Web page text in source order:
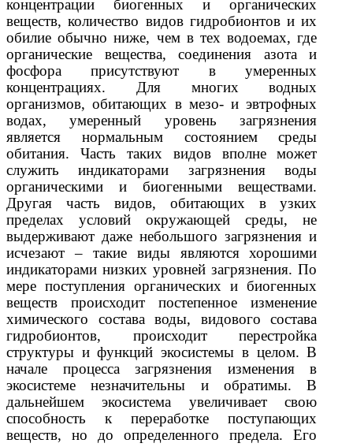
концентрации биогенных и органических
веществ, количество видов гидробионтов и их
обилие обычно ниже, чем в тех водоемах, где
органические вещества, соединения азота и
фосфора присутствуют в умеренных
концентрациях. Для многих водных
организмов, обитающих в мезо- и эвтрофных
водах, умеренный уровень загрязнения
является нормальным состоянием среды
обитания. Часть таких видов вполне может
служить индикаторами загрязнения воды
органическими и биогенными веществами.
Другая часть видов, обитающих в узких
пределах условий окружающей среды, не
выдерживают даже небольшого загрязнения и
исчезают – такие виды являются хорошими
индикаторами низких уровней загрязнения. По
мере поступления органических и биогенных
веществ происходит постепенное изменение
химического состава воды, видового состава
гидробионтов, происходит перестройка
структуры и функций экосистемы в целом. В
начале процесса загрязнения изменения в
экосистеме незначительны и обратимы. В
дальнейшем экосистема увеличивает свою
способность к переработке поступающих
веществ, но до определенного предела. Его